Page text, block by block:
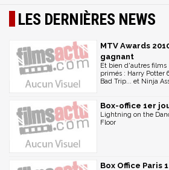
LES DERNIÈRES NEWS
MTV Awards
gagnant
Et bien d'autres films
primés : Harry Potter
Bad Trip... et Ninja
Box-office 1er
Lightning on the
Floor
Box Office Paris